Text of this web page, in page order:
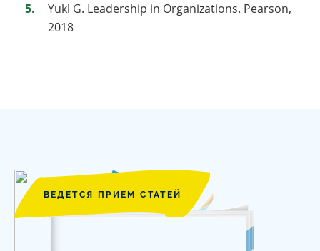
Yukl G. Leadership in Organizations. Pearson,
2018
ВЕДЕТСЯ ПРИЕМ СТАТЕЙ